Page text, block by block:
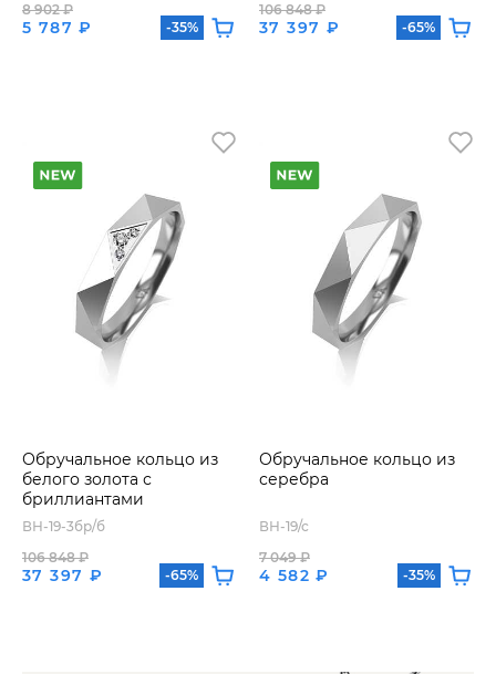
5 787 ₽
8 902 ₽
-35%
37 397 ₽
106 848 ₽
-65%
Обручальное кольцо из
белого золота с
бриллиантами
ВН-19-3бр/б
37 397 ₽
106 848 ₽
-65%
Обручальное кольцо из
серебра
ВН-19/с
4 582 ₽
7 049 ₽
-35%